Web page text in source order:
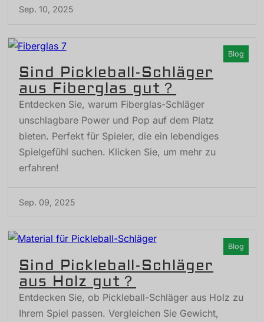
Sep. 10, 2025
Sind Pickleball-Schläger
aus Fiberglas gut？
Entdecken Sie, warum Fiberglas-Schläger
unschlagbare Power und Pop auf dem Platz
bieten. Perfekt für Spieler, die ein lebendiges
Spielgefühl suchen. Klicken Sie, um mehr zu
erfahren!
Sep. 09, 2025
Blog
Sind Pickleball-Schläger
aus Holz gut？
Entdecken Sie, ob Pickleball-Schläger aus Holz zu
Ihrem Spiel passen. Vergleichen Sie Gewicht,
Blog